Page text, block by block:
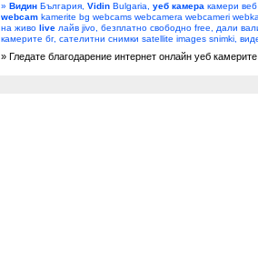
» Видин България, Vidin Bulgaria, уеб камера камери
webcam kamerite bg webcams webcamera webcameri
на живо live лайв jivo, безплатно свободно free, дали
камерите бг, сателитни снимки satellite images snimki,
» Гледате благодарение интернет онлайн уеб